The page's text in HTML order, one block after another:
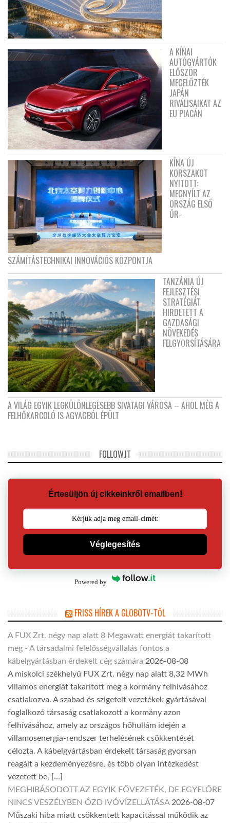
A KÍNAI
AUTÓGYÁRTÓK
ELŐSZÖR
MEGELŐZTÉK
JAPÁN
RIVÁLISAIKAT AZ
EU PIACÁN
KÍNA ÚJ
KORSZAKOT
NYITOTT:
MEGNYÍLT AZ
ORSZÁG ELSŐ
ŰR-
SZÁMÍTÁSTECHNIKAI INNOVÁCIÓS KÖZPONTJA
TANZÁNIA ÚJ
FEJLESZTÉSI
STRATÉGIÁT
HIRDETETT A
GAZDASÁGI
NÖVEKEDÉS
FELGYORSÍTÁSÁRA
A VILÁG EGYIK LEGKÜLÖNLEGESEBB SIVATAGI VÁROSA – AHOL MÉG A
FELHŐKARCOLÓ IS AGYAGBÓL ÉPÜLT
FOLLOW.IT
Értesüljön új cikkeinkről emailben!
Véglegesítés
Powered by
FRISS HÍREK A GLOBOTV-TŐL
A FUX Zrt. négy nap alatt 8 Megawatt energiát takarított
meg - A társadalmi felelősségvállalás fontos a
kábelgyártásban érdekelt cég számára 2026-08-08
A miskolci székhelyű FUX Zrt. négy nap alatt 8,32 MWh
villamos energiát takarított meg a kormány felhívásához
csatlakozva. A szabad és szigetelt vezetékek gyártásával
foglalkozó társaság csatlakozott a kormány azon
felhívásához, amely az országos hőhullám idején a
villamosenergia-rendszer terhelésének csökkentését
célozta. A kábelgyártásban érdekelt társaság gyorsan
reagált a kezdeményezésre, és több olyan intézkedést
vezetett be, […]
MEGHIBÁSODOTT AZ EGYIK FŐVEZETÉK, DE EGYELŐRE
NINCS VESZÉLYBEN ÓZD IVÓVÍZELLÁTÁSA 2026-08-07
Műszaki hiba miatt csökkentett kapacitással működik az